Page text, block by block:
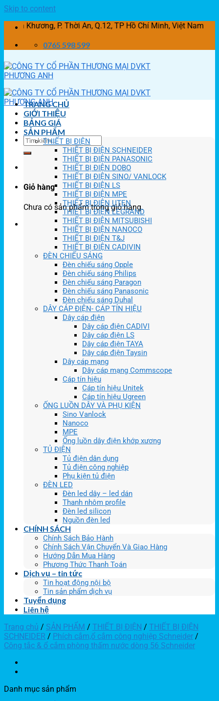
Skip to content
Khương, P. Thời An, Q.12, TP Hồ Chí Minh, Việt Nam
0765 598 599
Giỏ hàng
Chưa có sản phẩm trong giỏ hàng.
TRANG CHỦ
GIỚI THIỆU
BẢNG GIÁ
SẢN PHẨM
THIẾT BỊ ĐIỆN
THIẾT BỊ ĐIỆN SCHNEIDER
THIẾT BỊ ĐIỆN PANASONIC
THIẾT BỊ ĐIỆN DOBO
THIẾT BỊ ĐIỆN SINO/ VANLOCK
THIẾT BỊ ĐIỆN LS
THIẾT BỊ ĐIỆN MPE
THIẾT BỊ ĐIỆN UTEN
THIẾT BỊ ĐIỆN LEGRAND
THIẾT BỊ ĐIỆN MITSUBISHI
THIẾT BỊ ĐIỆN NANOCO
THIẾT BỊ ĐIỆN T&J
THIẾT BỊ ĐIỆN CADIVIN
ĐÈN CHIẾU SÁNG
Đèn chiếu sáng Opple
Đèn chiếu sáng Philips
Đèn chiếu sáng Paragon
Đèn chiếu sáng Panasonic
Đèn chiếu sáng Duhal
DÂY CÁP ĐIỆN- CÁP TÍN HIỆU
Dây cáp điện
Dây cáp điện CADIVI
Dây cáp điện LS
Dây cáp điện TAYA
Dây cáp điện Taysin
Dây cáp mạng
Dây cáp mạng Commscope
Cáp tín hiệu
Cáp tín hiệu Unitek
Cáp tín hiệu Ugreen
ỐNG LUỒN DÂY VÀ PHỤ KIỆN
Sino Vanlock
Nanoco
MPE
Ống luồn dây điện khớp xương
TỦ ĐIỆN
Tủ điện dân dụng
Tủ điện công nghiệp
Phụ kiện tủ điện
ĐÈN LED
Đèn led dây – led dán
Thanh nhôm profile
Đèn led silicon
Nguồn đèn led
CHÍNH SÁCH
Chính Sách Bảo Hành
Chính Sách Vận Chuyển Và Giao Hàng
Hướng Dẫn Mua Hàng
Phương Thức Thanh Toán
Dịch vụ – tin tức
Tin hoạt động nội bộ
Tin sản phẩm dịch vụ
Tuyển dụng
Liên hệ
Trang chủ / SẢN PHẨM / THIẾT BỊ ĐIỆN / THIẾT BỊ ĐIỆN
SCHNEIDER / Phích cắm,ổ cắm công nghiệp Schneider /
Công tắc & ổ cắm phòng thấm nước dòng 56 Schneider
Danh mục sản phẩm